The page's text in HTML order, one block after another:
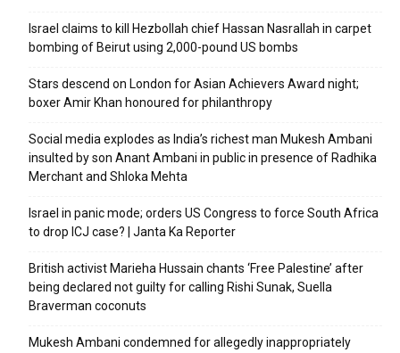
Israel claims to kill Hezbollah chief Hassan Nasrallah in carpet
bombing of Beirut using 2,000-pound US bombs
Stars descend on London for Asian Achievers Award night;
boxer Amir Khan honoured for philanthropy
Social media explodes as India’s richest man Mukesh Ambani
insulted by son Anant Ambani in public in presence of Radhika
Merchant and Shloka Mehta
Israel in panic mode; orders US Congress to force South Africa
to drop ICJ case? | Janta Ka Reporter
British activist Marieha Hussain chants ‘Free Palestine’ after
being declared not guilty for calling Rishi Sunak, Suella
Braverman coconuts
Mukesh Ambani condemned for allegedly inappropriately